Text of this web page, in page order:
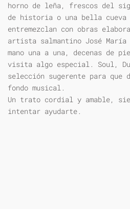
horno de leña, frescos del
de historia o una bella cueva
entremezclan con obras
artista salmantino José María
mano una a una, decenas de
visita algo especial. Soul,
selección sugerente para que
fondo musical.
Un trato cordial y amable,
intentar ayudarte.